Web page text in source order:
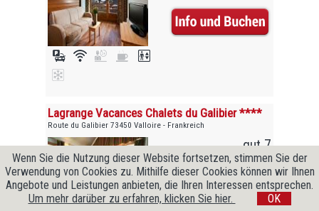
Lagrange Vacances Chalets du Galibier ****
Route du Galibier 73450 Valloire - Frankreich
gut 7
ab26€
Wenn Sie die Nutzung dieser Website fortsetzen, stimmen Sie der
Verwendung von Cookies zu. Mithilfe dieser Cookies können wir Ihnen
Angebote und Leistungen anbieten, die Ihren Interessen entsprechen.
Um mehr darüber zu erfahren, klicken Sie hier.
OK